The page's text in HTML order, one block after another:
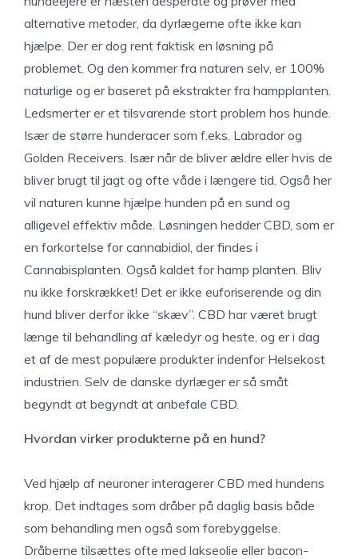
alternative metoder, da dyrlægerne ofte ikke kan
hjælpe. Der er dog rent faktisk en løsning på
problemet. Og den kommer fra naturen selv, er 100%
naturlige og er baseret på ekstrakter fra hampplanten.
Ledsmerter er et tilsvarende stort problem hos hunde.
Især de større hunderacer som f.eks. Labrador og
Golden Receivers. Især når de bliver ældre eller hvis de
bliver brugt til jagt og ofte våde i længere tid. Også her
vil naturen kunne hjælpe hunden på en sund og
alligevel effektiv måde. Løsningen hedder CBD, som er
en forkortelse for cannabidiol, der findes i
Cannabisplanten. Også kaldet for hamp planten. Bliv
nu ikke forskrækket! Det er ikke euforiserende og din
hund bliver derfor ikke “skæv”. CBD har været brugt
længe til behandling af kæledyr og heste, og er i dag
et af de mest populære produkter indenfor Helsekost
industrien. Selv de danske dyrlæger er så småt
begyndt at begyndt at anbefale CBD.
Hvordan virker produkterne på en hund?
Ved hjælp af neuroner interagerer CBD med hundens
krop. Det indtages som dråber på daglig basis både
som behandling men også som forebyggelse.
Dråberne tilsættes ofte med lakseolie eller bacon-